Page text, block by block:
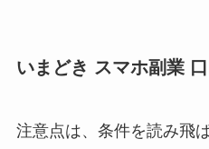
いまどき スマホ副業
注意点は、条件を読み飛